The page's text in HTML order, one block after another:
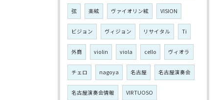
弦 楽絃 ヴァイオリン絃 VISION
ビジョン ヴィジョン リサイタル Ti
外商 violin viola cello ヴィオラ
チェロ nagoya 名古屋 名古屋演奏会
名古屋演奏会情報 VIRTUOSO